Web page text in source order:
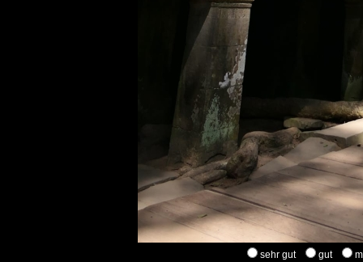
sehr gut gut